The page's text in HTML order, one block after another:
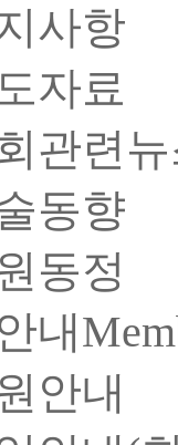
사항
자료
관련뉴
동향
동정
내
안내